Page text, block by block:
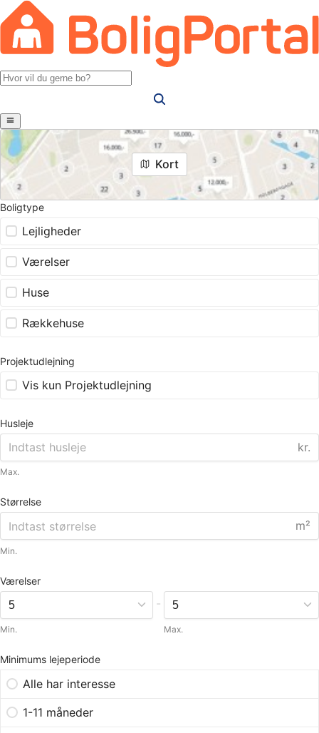
Kort
Boligtype
Lejligheder
Værelser
Huse
Rækkehuse
Projektudlejning
Vis kun Projektudlejning
Husleje
kr.
Max.
Størrelse
m²
Min.
Værelser
Min.
-
Max.
Minimums lejeperiode
Alle har interesse
1-11 måneder